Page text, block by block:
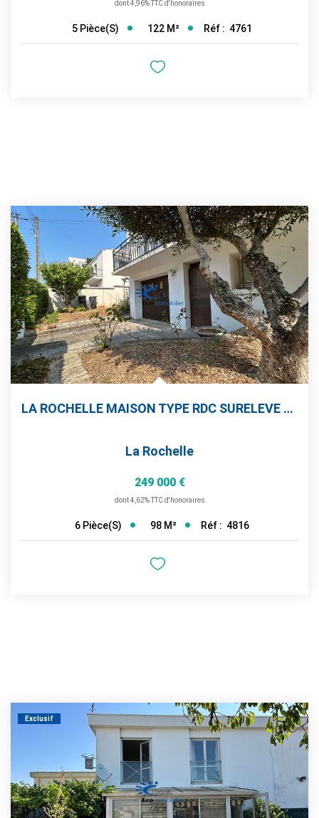
dont 4,96% TTC d'honoraires
5 Pièce(s) 122 M² Réf : 4761
LA ROCHELLE MAISON TYPE RDC SURELEVE 98 M² 4 CHAMBRES+...
La Rochelle
249 000 €
dont 4,62% TTC d'honoraires
6 Pièce(s) 98 M² Réf : 4816
Exclusif